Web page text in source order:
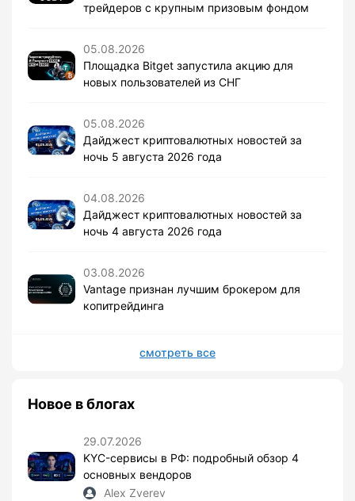
трейдеров с крупным призовым фондом
05.08.2026
Площадка Bitget запустила акцию для
новых пользователей из СНГ
05.08.2026
Дайджест криптовалютных новостей за
ночь 5 августа 2026 года
04.08.2026
Дайджест криптовалютных новостей за
ночь 4 августа 2026 года
03.08.2026
Vantage признан лучшим брокером для
копитрейдинга
смотреть все
Новое в блогах
29.07.2026
KYC-сервисы в РФ: подробный обзор 4
основных вендоров
Alex Zverev